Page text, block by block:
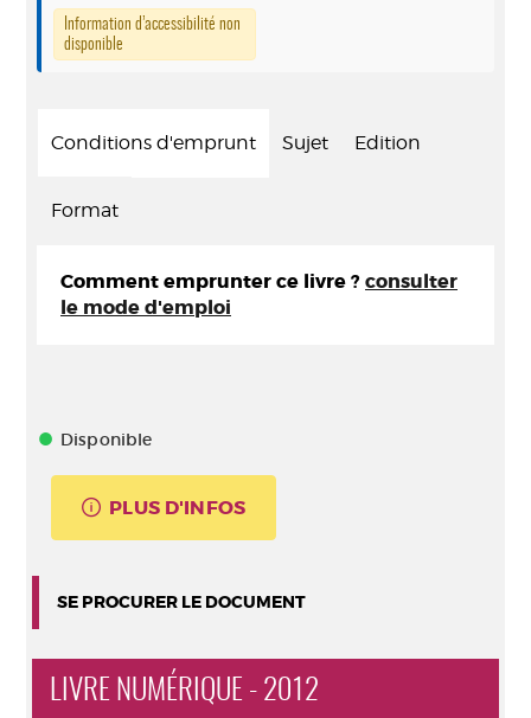
Information d’accessibilité non
disponible
Conditions d'emprunt Sujet Edition
Format
Comment emprunter ce livre ? consulter
le mode d'emploi
Disponible
PLUS D'INFOS
SE PROCURER LE DOCUMENT
LIVRE NUMÉRIQUE - 2012